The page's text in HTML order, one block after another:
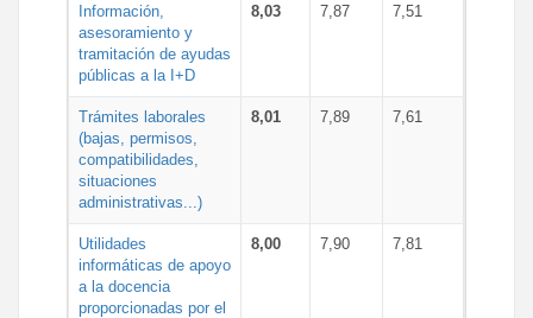
Información,
asesoramiento y
tramitación de ayudas
públicas a la I+D
8,03 7,87 7,51
Trámites laborales
(bajas, permisos,
compatibilidades,
situaciones
administrativas...)
8,01 7,89 7,61
Utilidades
informáticas de apoyo
a la docencia
proporcionadas por el
8,00 7,90 7,81